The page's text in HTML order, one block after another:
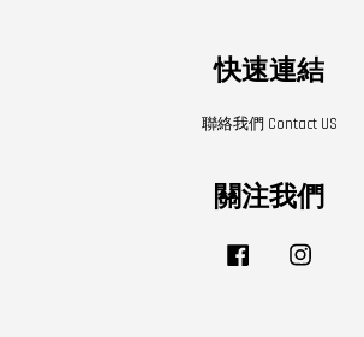
快速連結
聯絡我們 Contact US
關注我們
Facebook